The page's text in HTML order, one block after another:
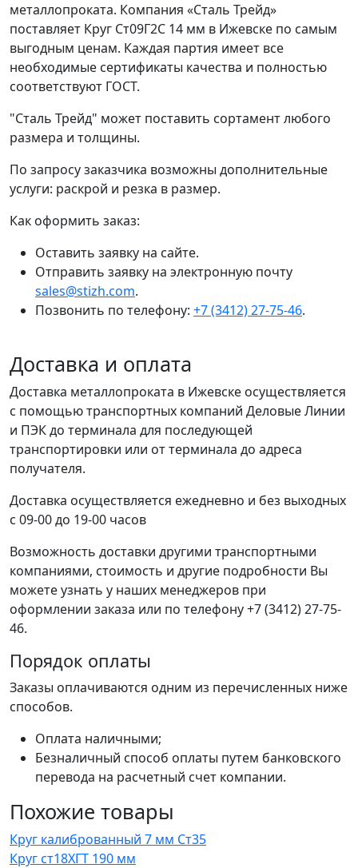
металлопроката. Компания «Сталь Трейд»
поставляет Круг Ст09Г2С 14 мм в Ижевске по самым
выгодным ценам. Каждая партия имеет все
необходимые сертификаты качества и полностью
соответствуют ГОСТ.
"Сталь Трейд" может поставить сортамент любого
размера и толщины.
По запросу заказчика возможны дополнительные
услуги: раскрой и резка в размер.
Как оформить заказ:
Оставить заявку на сайте.
Отправить заявку на электронную почту
sales@stizh.com.
Позвонить по телефону: +7 (3412) 27-75-46.
Доставка и оплата
Доставка металлопроката в Ижевске осуществляется
с помощью транспортных компаний Деловые Линии
и ПЭК до терминала для последующей
транспортировки или от терминала до адреса
получателя.
Доставка осуществляется ежедневно и без выходных
с 09-00 до 19-00 часов
Возможность доставки другими транспортными
компаниями, стоимость и другие подробности Вы
можете узнать у наших менеджеров при
оформлении заказа или по телефону +7 (3412) 27-75-
46.
Порядок оплаты
Заказы оплачиваются одним из перечисленных ниже
способов.
Оплата наличными;
Безналичный способ оплаты путем банковского
перевода на расчетный счет компании.
Похожие товары
Круг калиброванный 7 мм Ст35
Круг ст18ХГТ 190 мм